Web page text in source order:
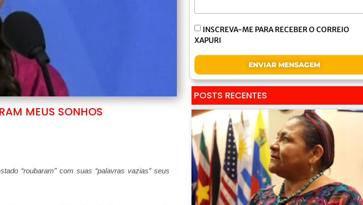
MEUS SONHOS
“roubaram” com suas “palavras vazias” seus
INSCREVA-ME PARA RECEBER O CORREIO
XAPURI
ENVIAR MENSAGEM
POSTS RECENTES